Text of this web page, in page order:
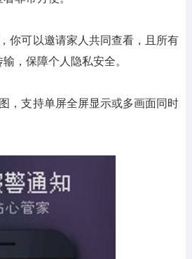
你可以邀请家人共同查看，且所有
，保障个人隐私安全。
，支持单屏全屏显示或多画面同时